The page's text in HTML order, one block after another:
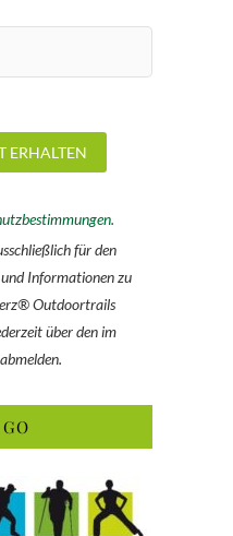
für den
Informationen zu
Outdoortrails
über den im